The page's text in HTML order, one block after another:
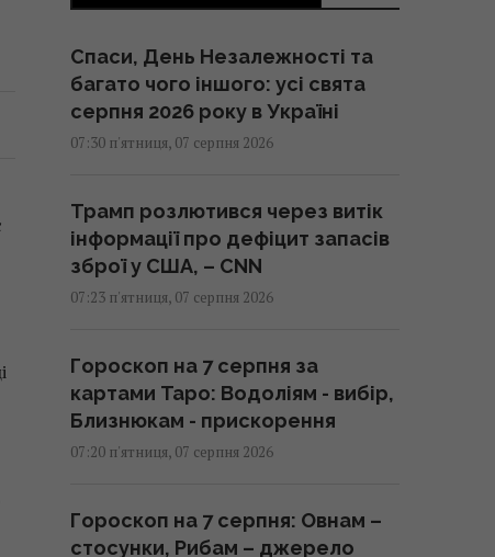
Спаси, День Незалежності та
багато чого іншого: усі свята
серпня 2026 року в Україні
07:30 п'ятниця, 07 серпня 2026
Трамп розлютився через витік
інформації про дефіцит запасів
зброї у США, – CNN
07:23 п'ятниця, 07 серпня 2026
Гороскоп на 7 серпня за
картами Таро: Водоліям - вибір,
Близнюкам - прискорення
07:20 п'ятниця, 07 серпня 2026
Гороскоп на 7 серпня: Овнам –
стосунки, Рибам – джерело